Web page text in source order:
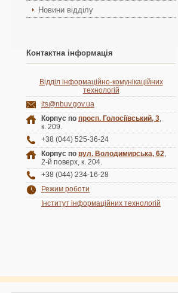
Новини відділу
Контактна інформація
Відділ інформаційно-комунікаційних
технологій
its@nbuv.gov.ua
Корпус по просп. Голосіївський, 3,
к. 209.
+38 (044) 525-36-24
Корпус по вул. Володимирська, 62,
2-й поверх, к. 204.
+38 (044) 234-16-28
Режим роботи
Інститут інформаційних технологій